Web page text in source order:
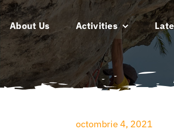
About Us Activities
octombrie 4, 2021